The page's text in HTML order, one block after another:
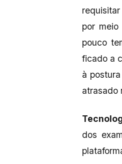
por
pouco
ficado a
à
atrasado
dos